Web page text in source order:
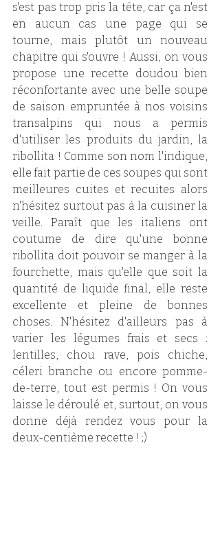
s'est pas trop pris la tête, car ça n'est
en aucun cas une page qui se
tourne, mais plutôt un nouveau
chapitre qui s'ouvre ! Aussi, on vous
propose une recette doudou bien
réconfortante avec une belle soupe
de saison empruntée à nos voisins
transalpins qui nous a permis
d'utiliser les produits du jardin, la
ribollita ! Comme son nom l'indique,
elle fait partie de ces soupes qui sont
meilleures cuites et recuites alors
n'hésitez surtout pas à la cuisiner la
veille. Paraît que les italiens ont
coutume de dire qu'une bonne
ribollita doit pouvoir se manger à la
fourchette, mais qu'elle que soit la
quantité de liquide final, elle reste
excellente et pleine de bonnes
choses. N'hésitez d'ailleurs pas à
varier les légumes frais et secs :
lentilles, chou rave, pois chiche,
céleri branche ou encore pomme-
de-terre, tout est permis ! On vous
laisse le déroulé et, surtout, on vous
donne déjà rendez vous pour la
deux-centième recette ! ;)